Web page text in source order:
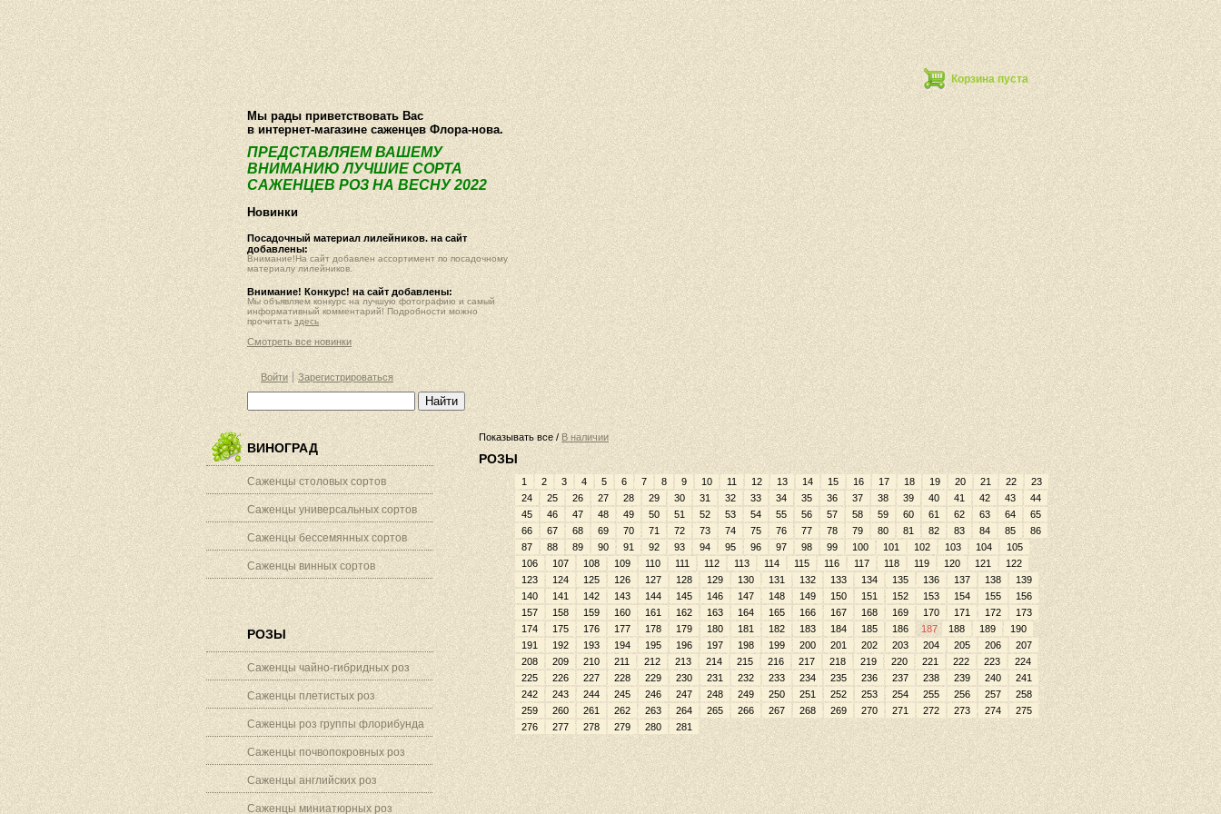
Корзина пуста
О компании Как купить Фотогалерея Статьи Опт Контакты
Мы рады приветствовать Вас
в интернет-магазине саженцев Флора-нова.
ПРЕДСТАВЛЯЕМ ВАШЕМУ
ВНИМАНИЮ ЛУЧШИЕ СОРТА
САЖЕНЦЕВ РОЗ НА ВЕСНУ 2022
Новинки
Посадочный материал лилейников. на сайт
добавлены:
Внимание!На сайт добавлен ассортимент по посадочному
материалу лилейников.
Внимание! Конкурс! на сайт добавлены:
Мы объявляем конкурс на лучшую фотографию и самый
информативный комментарий! Подробности можно
прочитать здесь
Смотреть все новинки
Войти Зарегистрироваться
ВИНОГРАД
Саженцы столовых сортов
Саженцы универсальных сортов
Саженцы бессемянных сортов
Саженцы винных сортов
РОЗЫ
Саженцы чайно-гибридных роз
Саженцы плетистых роз
Саженцы роз группы флорибунда
Саженцы почвопокровных роз
Саженцы английских роз
Саженцы миниатюрных роз
Показывать все /В наличии
РОЗЫ
1 2 3 4 5 6 7 8 9 10 11 12 13 14 15 16 17 18 19 20 21 22
23
24
25 26 27 28 29 30 31 32 33 34 35 36 37 38 39 40 41 42 43
44
45
46 47 48 49 50 51 52 53 54 55 56 57 58 59 60 61 62 63 64
65
66
67 68 69 70 71 72 73 74 75 76 77 78 79 80 81 82 83 84 85
86
87
88 89 90 91 92 93 94 95 96 97 98 99 100 101 102 103 104
105
106
107 108 109 110 111 112 113 114 115 116 117 118 119 120 121
122
123
124 125 126 127 128 129 130 131 132 133 134 135 136 137 138
139
140
141 142 143 144 145 146 147 148 149 150 151 152 153 154 155
156
157
158 159 160 161 162 163 164 165 166 167 168 169 170 171 172
173
174
175 176 177 178 179 180 181 182 183 184 185 186 187 188 189
190
191
192 193 194 195 196 197 198 199 200 201 202 203 204 205 206
207
208
209 210 211 212 213 214 215 216 217 218 219 220 221 222 223
224
225
226 227 228 229 230 231 232 233 234 235 236 237 238 239 240
241
242
243 244 245 246 247 248 249 250 251 252 253 254 255 256 257
258
259
260 261 262 263 264 265 266 267 268 269 270 271 272 273 274
275
276
277 278 279 280 281